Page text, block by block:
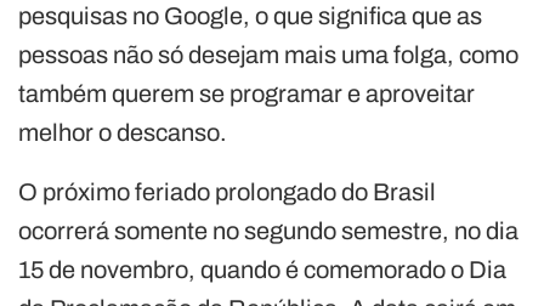
pesquisas no Google, o que significa que as
pessoas não só desejam mais uma folga, como
também querem se programar e aproveitar
melhor o descanso.
O próximo feriado prolongado do Brasil
ocorrerá somente no segundo semestre, no dia
15 de novembro, quando é comemorado o Dia